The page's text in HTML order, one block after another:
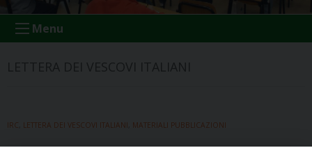
Menu
IRC LETTERA DEI VESCOVI ITALIANI MATERIALI PUBBLICAZIONI